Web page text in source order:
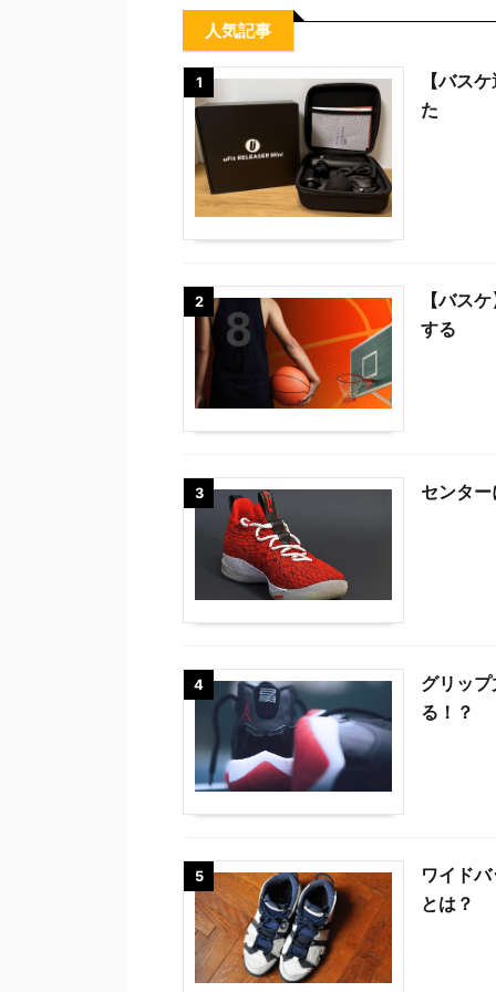
人気記事
1
【バス
た
2
【バス
する
3 センタ
4
グリッ
る！？
5
ワイド
とは？